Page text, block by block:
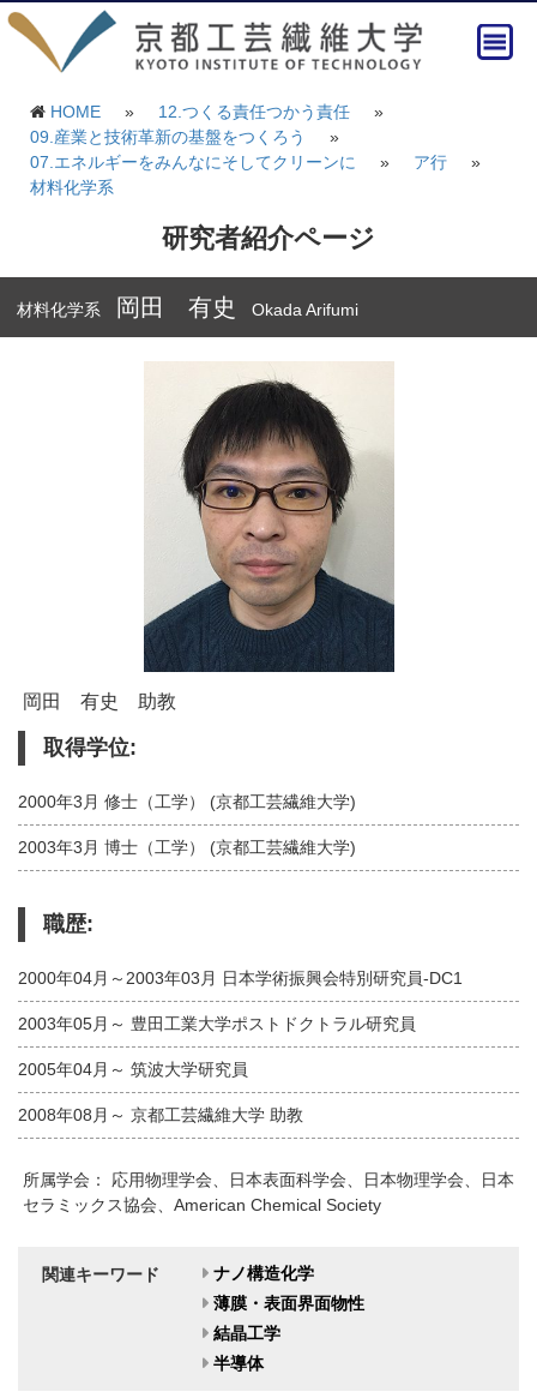
HOME » 12.つくる責任つかう責任
»
09.産業と技術革新の基盤をつくろう
»
07.エネルギーをみんなにそしてクリーンに
» ア行
»
材料化学系
研究者紹介ページ
材料化学系 岡田 有史 Okada Arifumi
岡田 有史 助教
取得学位:
2000年3月 修士（工学） (京都工芸繊維大学)
2003年3月 博士（工学） (京都工芸繊維大学)
職歴:
2000年04月～2003年03月 日本学術振興会特別研究員-DC1
2003年05月～ 豊田工業大学ポストドクトラル研究員
2005年04月～ 筑波大学研究員
2008年08月～ 京都工芸繊維大学 助教
所属学会： 応用物理学会、日本表面科学会、日本物理学会、日本
セラミックス協会、American Chemical Society
関連キーワード
ナノ構造化学
薄膜・表面界面物性
結晶工学
半導体